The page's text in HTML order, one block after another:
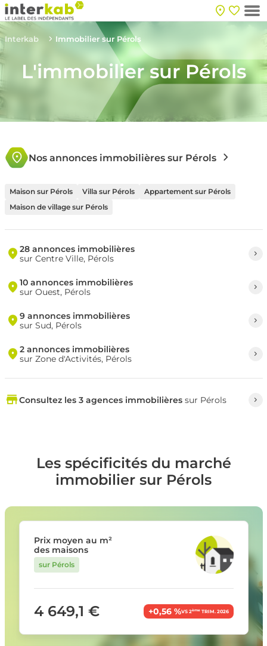
Interkab Immobilier sur Pérols
L'immobilier sur Pérols
Nos annonces immobilières sur Pérols
Maison sur Pérols Villa sur Pérols
Appartement sur Pérols
Maison de village sur Pérols
28 annonces immobilières
sur Centre Ville, Pérols
10 annonces immobilières
sur Ouest, Pérols
9 annonces immobilières
sur Sud, Pérols
2 annonces immobilières
sur Zone d'Activités, Pérols
Consultez les 3 agences immobilièressur Pérols
Les spécificités du marché
immobilier sur Pérols
Prix moyen au m²
des maisons
sur Pérols
4 649,1 € +0,56 %VS 2èmeTRIM. 2026